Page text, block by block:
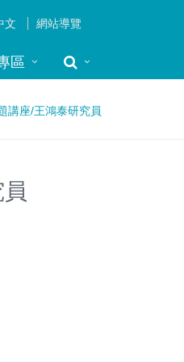
文 網站導覽
區
講座/王鴻泰研究員